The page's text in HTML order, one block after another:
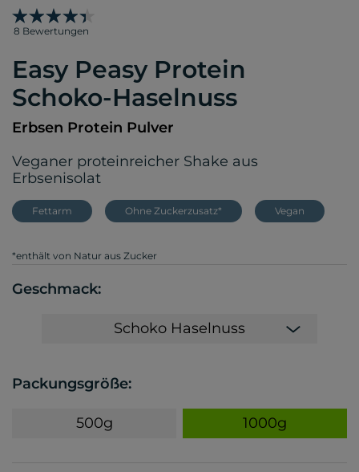
8 Bewertungen
Easy Peasy Protein
Schoko-Haselnuss
Erbsen Protein Pulver
Veganer proteinreicher Shake aus
Erbsenisolat
Fettarm Ohne Zuckerzusatz* Vegan
*enthält von Natur aus Zucker
Geschmack:
Schoko Haselnuss
Packungsgröße:
500g 1000g